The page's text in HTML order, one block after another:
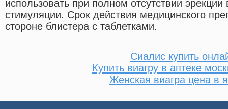
использовать при полном отсутствии
стимуляции. Срок действия медицинского
стороне блистера с таблетками.
Сиалис купить
Купить виагру в аптеке
Женская виагра цена в